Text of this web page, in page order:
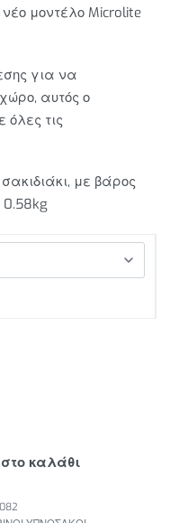
νέο μοντέλο Microlite
για να
αυτός ο
τις
με βάρος
0.58kg
καλάθι